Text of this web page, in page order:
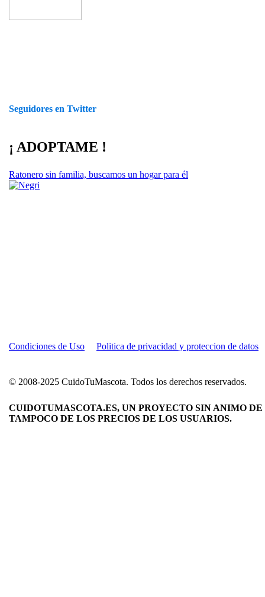
Seguidores en Twitter
¡ ADOPTAME !
Ratonero sin familia, buscamos un hogar para él
Condiciones de Uso Politica de privacidad y proteccion de datos
© 2008-2025 CuidoTuMascota. Todos los derechos reservados.
CUIDOTUMASCOTA.ES, UN PROYECTO SIN ANIMO
TAMPOCO DE LOS PRECIOS DE LOS USUARIOS.